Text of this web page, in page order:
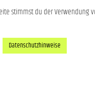
stimmst du der Verwendung
Datenschutzhinweise